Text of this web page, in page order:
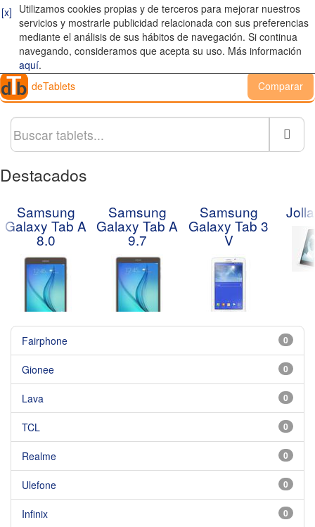
[x] Utilizamos cookies propias y de terceros para mejorar nuestros
servicios y mostrarle publicidad relacionada con sus preferencias
mediante el análisis de sus hábitos de navegación. Si continua
navegando, consideramos que acepta su uso. Más información
aquí.
deTablets
Comparar
Destacados
Samsung
Galaxy Tab A
8.0
Samsung
Galaxy Tab A
9.7
Samsung
Galaxy Tab 3
V
Fairphone 0
Gionee 0
Lava 0
TCL 0
Realme 0
Ulefone 0
Infinix 0